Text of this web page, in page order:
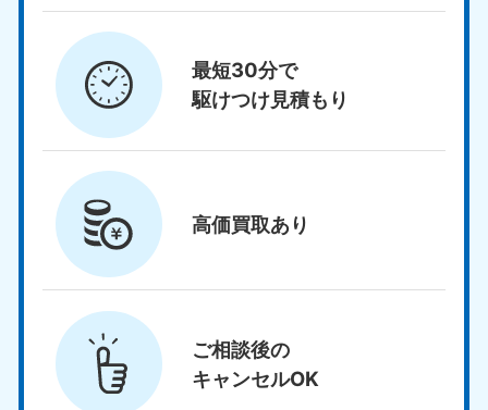
最短30分で
駆けつけ見積もり
高価買取あり
ご相談後の
キャンセルOK